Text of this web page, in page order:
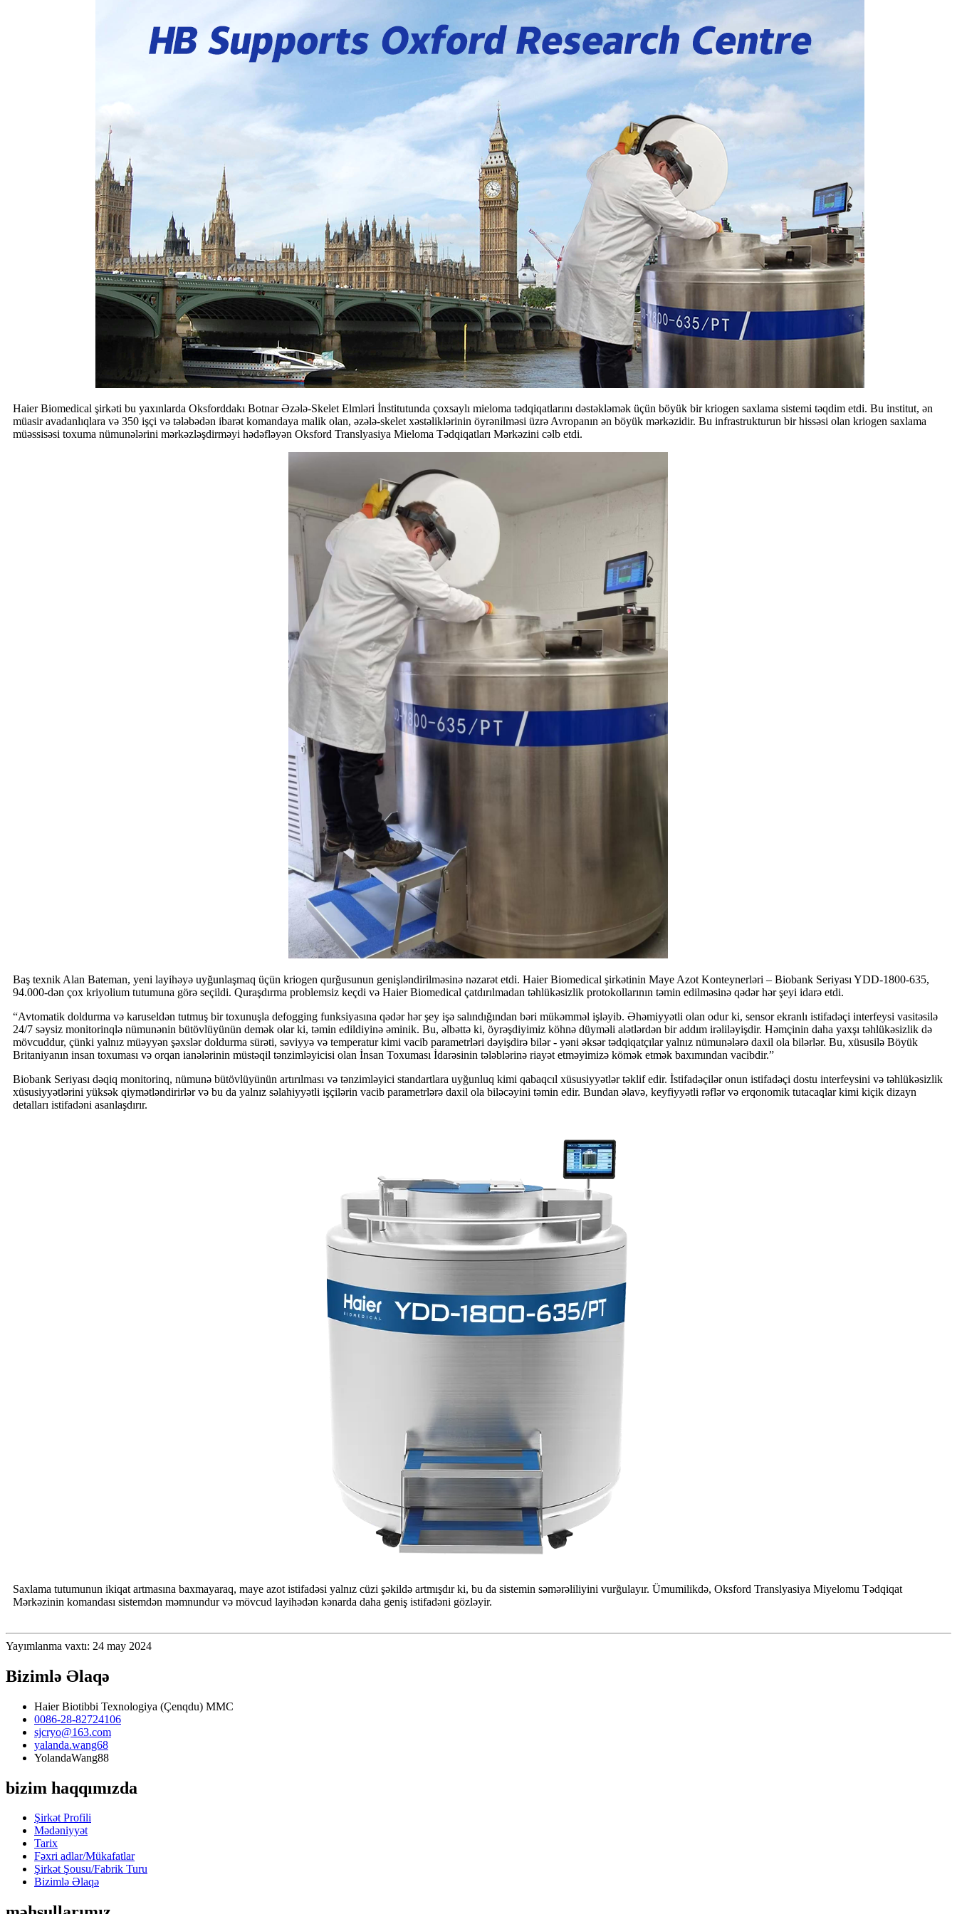
Haier Biomedical şirkəti bu yaxınlarda Oksforddakı Botnar Əzələ-Skelet Elmləri İnstitutunda çoxsaylı mieloma tədqiqatlarını dəstəkləmək üçün böyük bir kriogen saxlama sistemi təqdim etdi. Bu institut, ən
müasir avadanlıqlara və 350 işçi və tələbədən ibarət komandaya malik olan, əzələ-skelet xəstəliklərinin öyrənilməsi üzrə Avropanın ən böyük mərkəzidir. Bu infrastrukturun bir hissəsi olan kriogen saxlama
müəssisəsi toxuma nümunələrini mərkəzləşdirməyi hədəfləyən Oksford Translyasiya Mieloma Tədqiqatları Mərkəzini cəlb etdi.
Baş texnik Alan Bateman, yeni layihəyə uyğunlaşmaq üçün kriogen qurğusunun genişləndirilməsinə nəzarət etdi. Haier Biomedical şirkətinin Maye Azot Konteynerləri – Biobank Seriyası YDD-1800-635,
94.000-dən çox kriyolium tutumuna görə seçildi. Quraşdırma problemsiz keçdi və Haier Biomedical çatdırılmadan təhlükəsizlik protokollarının təmin edilməsinə qədər hər şeyi idarə etdi.
“Avtomatik doldurma və karuseldən tutmuş bir toxunuşla defogging funksiyasına qədər hər şey işə salındığından bəri mükəmməl işləyib. Əhəmiyyətli olan odur ki, sensor ekranlı istifadəçi interfeysi vasitəsilə
24/7 səysiz monitorinqlə nümunənin bütövlüyünün demək olar ki, təmin edildiyinə əminik. Bu, əlbəttə ki, öyrəşdiyimiz köhnə düyməli alətlərdən bir addım irəliləyişdir. Həmçinin daha yaxşı təhlükəsizlik də
mövcuddur, çünki yalnız müəyyən şəxslər doldurma sürəti, səviyyə və temperatur kimi vacib parametrləri dəyişdirə bilər - yəni əksər tədqiqatçılar yalnız nümunələrə daxil ola bilərlər. Bu, xüsusilə Böyük
Britaniyanın insan toxuması və orqan ianələrinin müstəqil tənzimləyicisi olan İnsan Toxuması İdarəsinin tələblərinə riayət etməyimizə kömək etmək baxımından vacibdir.”
Biobank Seriyası dəqiq monitorinq, nümunə bütövlüyünün artırılması və tənzimləyici standartlara uyğunluq kimi qabaqcıl xüsusiyyətlər təklif edir. İstifadəçilər onun istifadəçi dostu interfeysini və təhlükəsizlik
xüsusiyyətlərini yüksək qiymətləndirirlər və bu da yalnız səlahiyyətli işçilərin vacib parametrlərə daxil ola biləcəyini təmin edir. Bundan əlavə, keyfiyyətli rəflər və erqonomik tutacaqlar kimi kiçik dizayn
detalları istifadəni asanlaşdırır.
Saxlama tutumunun ikiqat artmasına baxmayaraq, maye azot istifadəsi yalnız cüzi şəkildə artmışdır ki, bu da sistemin səmərəliliyini vurğulayır. Ümumilikdə, Oksford Translyasiya Miyelomu Tədqiqat
Mərkəzinin komandası sistemdən məmnundur və mövcud layihədən kənarda daha geniş istifadəni gözləyir.
Yayımlanma vaxtı: 24 may 2024
Bizimlə Əlaqə
Haier Biotibbi Texnologiya (Çenqdu) MMC
0086-28-82724106
sjcryo@163.com
yalanda.wang68
YolandaWang88
bizim haqqımızda
Şirkət Profili
Mədəniyyət
Tarix
Fəxri adlar/Mükafatlar
Şirkət Şousu/Fabrik Turu
Bizimlə Əlaqə